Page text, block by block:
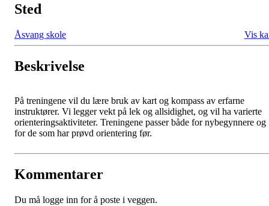
Sted
Åsvang skole Vis
Beskrivelse
På treningene vil du lære bruk av kart og kompass av erfarne
instruktører. Vi legger vekt på lek og allsidighet, og vil ha varierte
orienteringsaktiviteter. Treningene passer både for nybegynnere og
for de som har prøvd orientering før.
Kommentarer
Du må logge inn for å poste i veggen.